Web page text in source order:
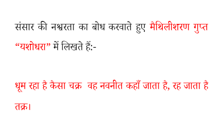
संसार की नश्वरता का बोध करवाते हुएमैथिलीशरण गुप्त
“यशोधरा”में लिखते हैं:-
धूम रहा है कैसा चक्र वह नवनीत कहाँ जाता है,रह जाता है
तक्र।